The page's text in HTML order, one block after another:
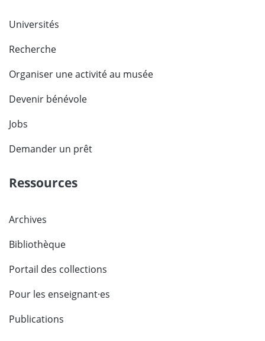
Universités
Recherche
Organiser une activité au musée
Devenir bénévole
Jobs
Demander un prêt
Ressources
Archives
Bibliothèque
Portail des collections
Pour les enseignant·es
Publications